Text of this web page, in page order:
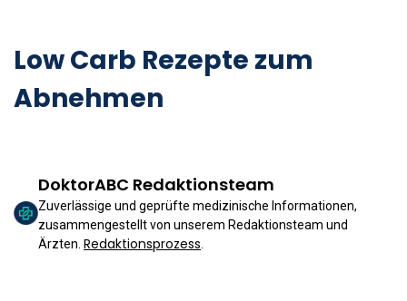
Low Carb Rezepte zum
Abnehmen
DoktorABC Redaktionsteam
Zuverlässige und geprüfte medizinische Informationen,
zusammengestellt von unserem Redaktionsteam und
Ärzten.Redaktionsprozess